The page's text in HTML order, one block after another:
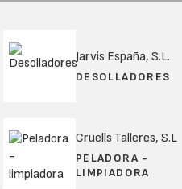
Jarvis España, S.L.
DESOLLADORES
Cruells Talleres, S.L
PELADORA -
LIMPIADORA